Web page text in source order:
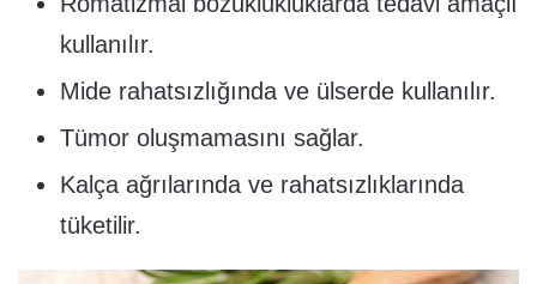
kullanılır.
Mide rahatsızlığında ve ülserde kullanılır.
Tümor oluşmamasını sağlar.
Kalça ağrılarında ve rahatsızlıklarında
tüketilir.